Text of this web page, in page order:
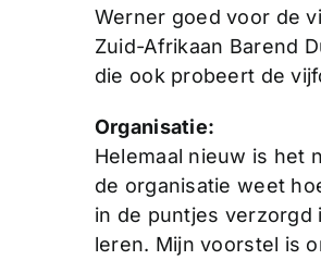
Werner goed voor de
Zuid-Afrikaan Barend
die ook probeert de
Organisatie:
Helemaal nieuw is het
de organisatie weet
in de puntjes verzorgd
leren. Mijn voorstel is